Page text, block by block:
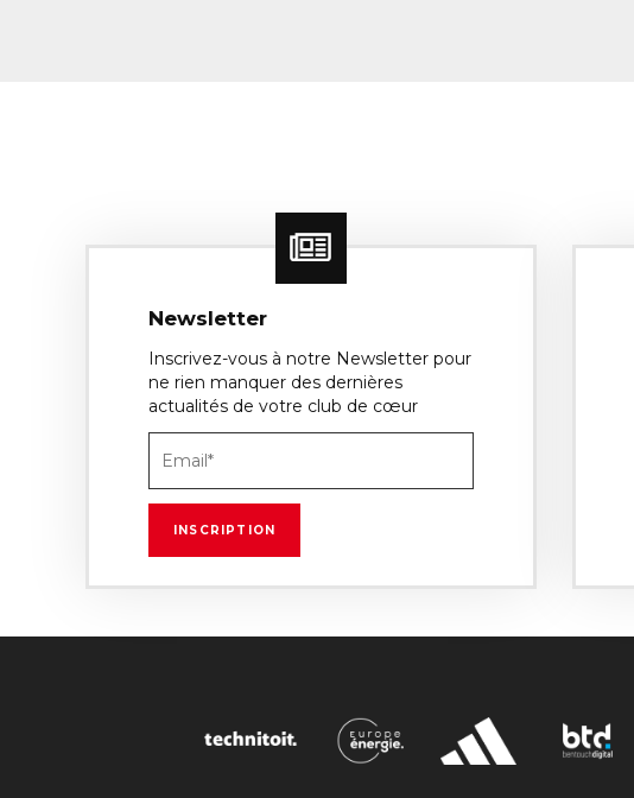
Newsletter
Inscrivez-vous à notre Newsletter pour
ne rien manquer des dernières
actualités de votre club de cœur